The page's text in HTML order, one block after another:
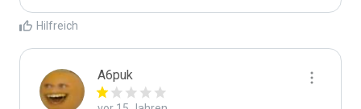
Hilfreich
A6puk